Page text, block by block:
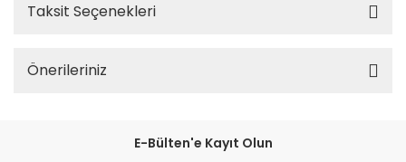
Taksit Seçenekleri
Önerileriniz
E-Bülten'e Kayıt Olun